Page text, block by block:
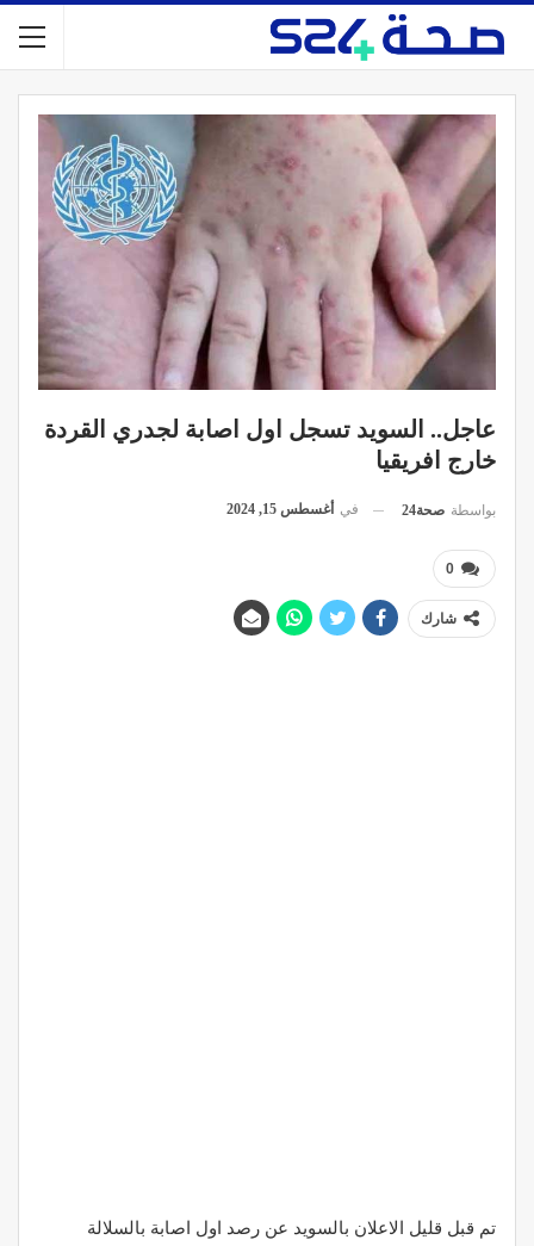
عاجل.. السويد تسجل اول اصابة لجدري القردة
خارج افريقيا
بواسطة صحة24 في أغسطس 15, 2024
0
شارك
تم قبل قليل الاعلان بالسويد عن رصد اول اصابة بالسلالة